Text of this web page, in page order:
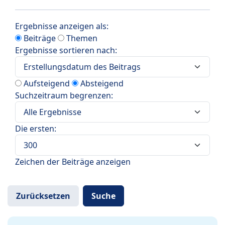
Ergebnisse anzeigen als:
Beiträge
Themen
Ergebnisse sortieren nach:
Aufsteigend
Absteigend
Suchzeitraum begrenzen:
Die ersten:
Zeichen der Beiträge anzeigen